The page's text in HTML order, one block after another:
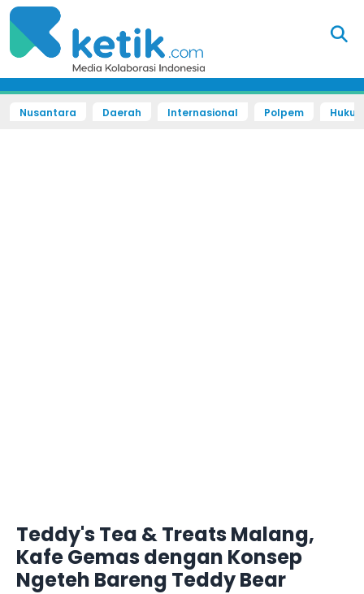
Nusantara Daerah Internasional Polpem
Teddy's Tea & Treats Malang,
Kafe Gemas dengan Konsep
Ngeteh Bareng Teddy Bear